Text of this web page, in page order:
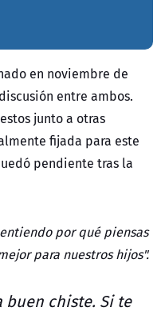
en noviembre de
entre ambos.
junto a otras
fijada para este
pendiente tras la
por qué piensas
para nuestros hijos".
buen chiste. Si te